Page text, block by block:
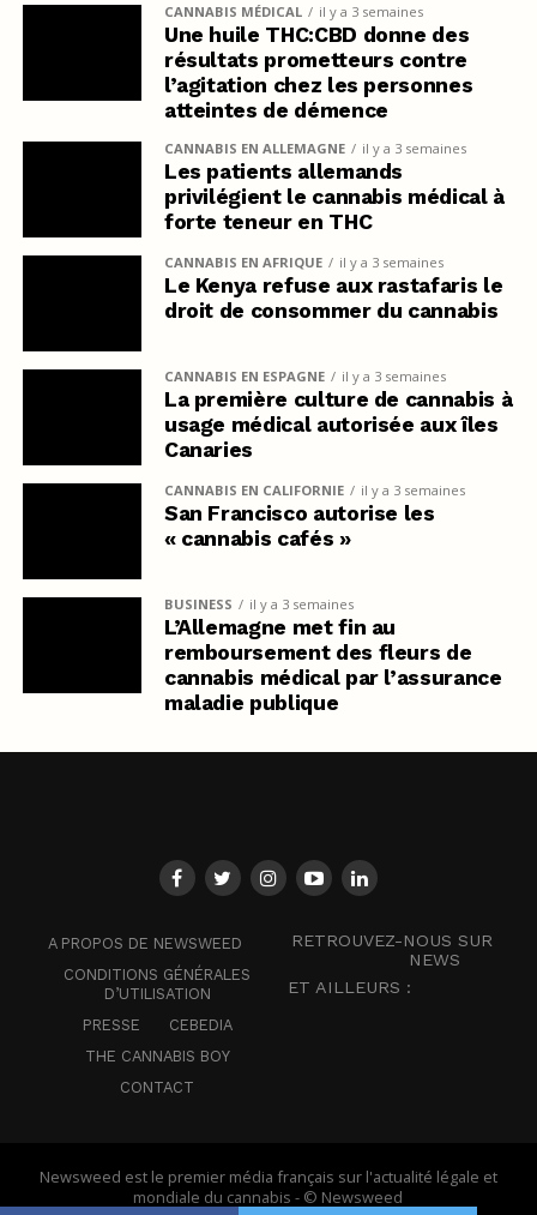
CANNABIS MÉDICAL il y a 3 semaines
Une huile THC:CBD donne des
résultats prometteurs contre
l’agitation chez les personnes
atteintes de démence
CANNABIS EN ALLEMAGNE il y a 3 semaines
Les patients allemands
privilégient le cannabis médical à
forte teneur en THC
CANNABIS EN AFRIQUE il y a 3 semaines
Le Kenya refuse aux rastafaris le
droit de consommer du cannabis
CANNABIS EN ESPAGNE il y a 3 semaines
La première culture de cannabis à
usage médical autorisée aux îles
Canaries
CANNABIS EN CALIFORNIE il y a 3 semaines
San Francisco autorise les
« cannabis cafés »
BUSINESS il y a 3 semaines
L’Allemagne met fin au
remboursement des fleurs de
cannabis médical par l’assurance
maladie publique
A PROPOS DE NEWSWEED
CONDITIONS GÉNÉRALES
D’UTILISATION
PRESSE
CEBEDIA
THE CANNABIS BOY
CONTACT
RETROUVEZ-NOUS SUR
NEWS
ET AILLEURS :
Newsweed est le premier média français sur l'actualité légale et
mondiale du cannabis - © Newsweed